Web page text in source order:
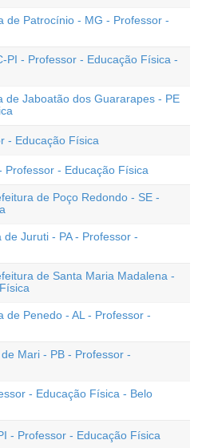
de Patrocínio - MG - Professor -
PI - Professor - Educação Física -
de Jaboatão dos Guararapes - PE
- Educação Física
Professor - Educação Física
de Poço Redondo - SE -
Juruti - PA - Professor -
de Santa Maria Madalena -
de Penedo - AL - Professor -
Mari - PB - Professor -
- Educação Física - Belo
- Professor - Educação Física